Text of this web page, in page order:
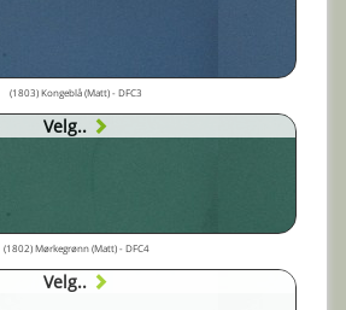
(1803) Kongeblå (Matt) - DFC3
Velg..
(1802) Mørkegrønn (Matt) - DFC4
Velg..